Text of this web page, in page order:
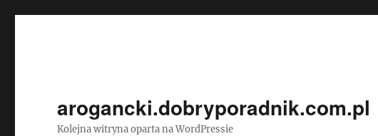
arogancki.dobryporadnik.com.pl
Kolejna witryna oparta na WordPressie